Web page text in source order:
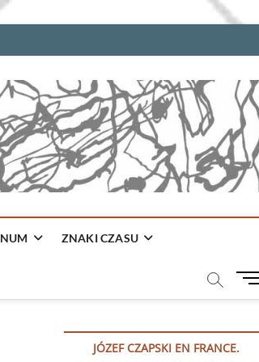
ZNAKI CZASU
M
u
JÓZEF CZAPSKI EN FRANCE.